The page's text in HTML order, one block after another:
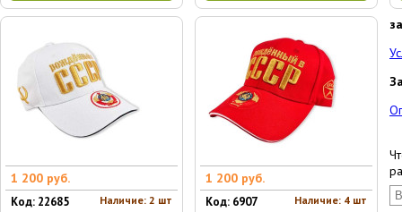
1 200 руб.
Наличие: 2 шт
Код: 22685
1 200 руб.
Наличие: 4 шт
Код: 6907